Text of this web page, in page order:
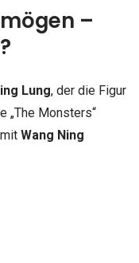
–
Lung, der die Figur
„The Monsters“
Wang Ning